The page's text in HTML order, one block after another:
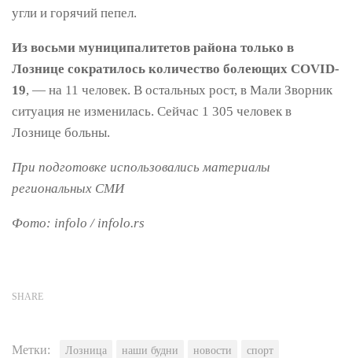
угли и горячий пепел.
Из восьми муниципалитетов района только в
Лознице сократилось количество болеющих COVID-
19, — на 11 человек. В остальных рост, в Мали Зворник
ситуация не изменилась. Сейчас 1 305 человек в
Лознице больны.
При подготовке использовались материалы
региональных СМИ
Фото: infolo / infolo.rs
SHARE
Метки: Лозница наши будни новости спорт